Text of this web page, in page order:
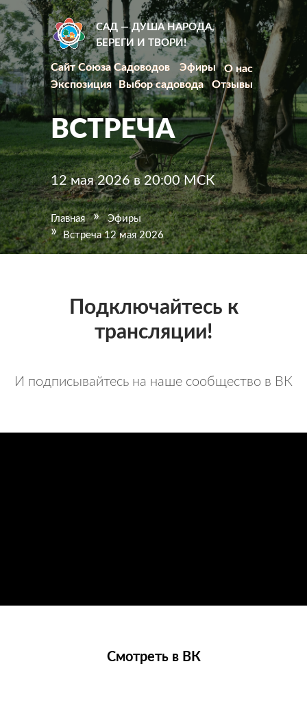
САД — ДУША НАРОДА,
БЕРЕГИ И ТВОРИ!
ВСТРЕЧА
12 мая 2026 в 20:00 МСК
Главная
Выбор садовода
Выбор садовода Отзывы
Отзывы
О нас
О нас
Экспозиция
Экспозиция
Эфиры
Эфиры
Сайт Союза Садоводов
Сайт Союза Садоводов
Эфиры
»
» Встреча 12 мая 2026
Подключайтесь к
трансляции!
И подписывайтесь на наше сообщество в ВК
Смотреть в ВК